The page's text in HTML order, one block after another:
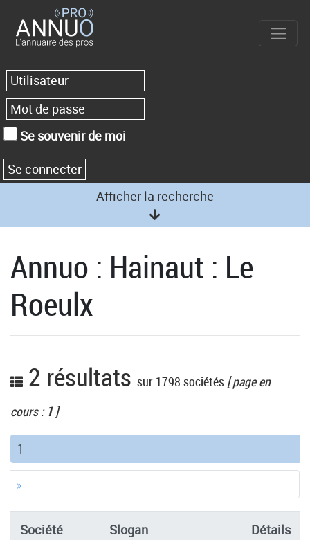
Se souvenir de moi
Afficher la recherche
Annuo : Hainaut : Le
Roeulx
2 résultats sur 1798 sociétés [ page en
cours : 1]
1
»
Société Slogan Détails